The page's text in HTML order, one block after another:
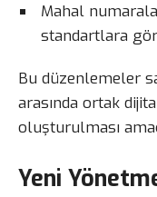
Mahal
standartlara
Bu düzenlemeler
arasında ortak
oluşturulması
Yeni